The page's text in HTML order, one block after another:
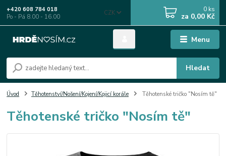
Menu
CZK
Hledat
+420 608 784 018
Po - Pá 8.00 - 16.00
0 ks
za 0,00 Kč
Úvod Těhotenství/Nošení/Kojení/Kojicí korále Těhotenské tričko "Nosím tě"
Těhotenské tričko "Nosím tě"